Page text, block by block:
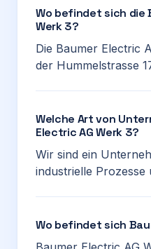
Wo befindet sich die
Werk 3?
Die Baumer Electric
der Hummelstrasse
Welche Art von
Electric AG Werk 3?
Wir sind ein
industrielle Prozesse
Wo befindet sich